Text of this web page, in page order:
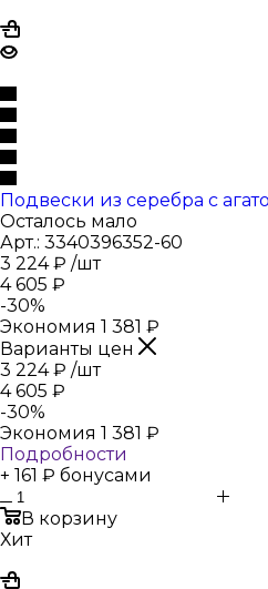
Подвески из серебра с
Осталось мало
Арт.: 3340396352-60
3 224₽ /шт
4 605 ₽
-30%
Экономия 1 381 ₽
Варианты цен
3 224₽ /шт
4 605 ₽
-30%
Экономия 1 381 ₽
Подробности
+ 161 ₽ бонусами
В корзину
Хит